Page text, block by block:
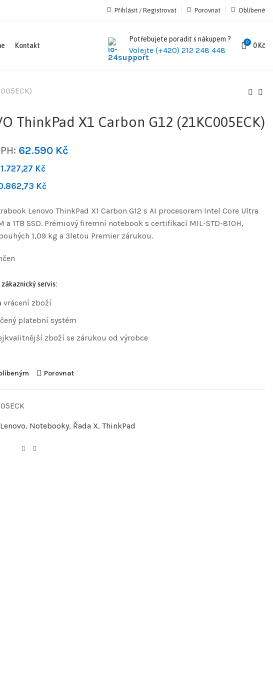
Přihlásit / Registrovat Porovnat Oblíbené
Kontakt
Potřebujete poradit s nákupem ?
Volejte (+420) 212 248 448
0 0 Kč
ThinkPad X1 Carbon G12 (21KC005ECK)
62.590 Kč
Kč
Kč
Lenovo ThinkPad X1 Carbon G12 s AI procesorem Intel Core Ultra
a 1TB SSD. Prémiový firemní notebook s certifikací MIL-STD-810H,
1,09 kg a 3letou Premier zárukou.
servis:
vrácení zboží
platební systém
zboží se zárukou od výrobce
Porovnat
Lenovo, Notebooky, Řada X, ThinkPad